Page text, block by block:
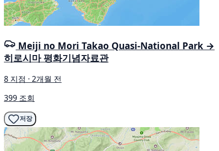
Meiji no Mori Takao Quasi-National Park →
히로시마 평화기념자료관
8 지점 · 2개월 전
399 조회
저장